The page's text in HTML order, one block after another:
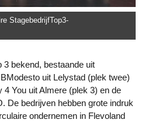
StagebedrijfTop3-
uit Lelystad (plek twee)
You uit Almere (plek 3) en de
De bedrijven hebben grote indruk
ondernemen in Flevoland